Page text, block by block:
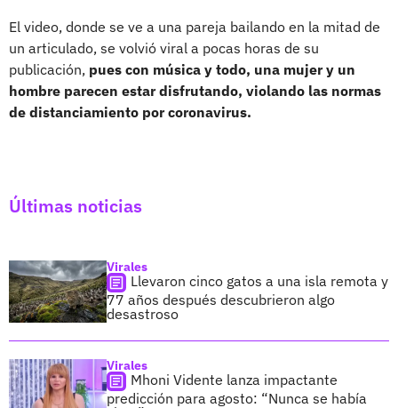
El video, donde se ve a una pareja bailando en la mitad de
un articulado, se volvió viral a pocas horas de su
publicación, pues con música y todo, una mujer y un
hombre parecen estar disfrutando, violando las normas
de distanciamiento por coronavirus.
Últimas noticias
Virales
Llevaron cinco gatos a una isla remota y
77 años después descubrieron algo
desastroso
Virales
Mhoni Vidente lanza impactante
predicción para agosto: “Nunca se había